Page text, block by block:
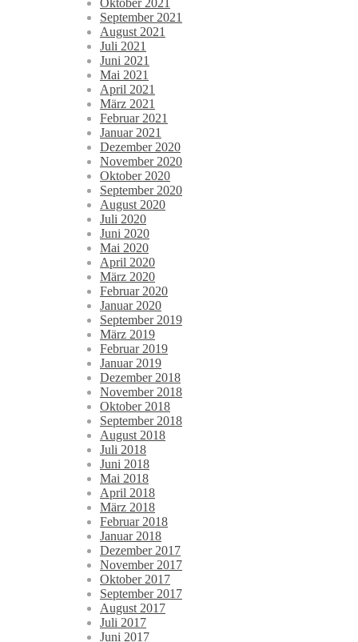
Oktober 2021
September 2021
August 2021
Juli 2021
Juni 2021
Mai 2021
April 2021
März 2021
Februar 2021
Januar 2021
Dezember 2020
November 2020
Oktober 2020
September 2020
August 2020
Juli 2020
Juni 2020
Mai 2020
April 2020
März 2020
Februar 2020
Januar 2020
September 2019
März 2019
Februar 2019
Januar 2019
Dezember 2018
November 2018
Oktober 2018
September 2018
August 2018
Juli 2018
Juni 2018
Mai 2018
April 2018
März 2018
Februar 2018
Januar 2018
Dezember 2017
November 2017
Oktober 2017
September 2017
August 2017
Juli 2017
Juni 2017